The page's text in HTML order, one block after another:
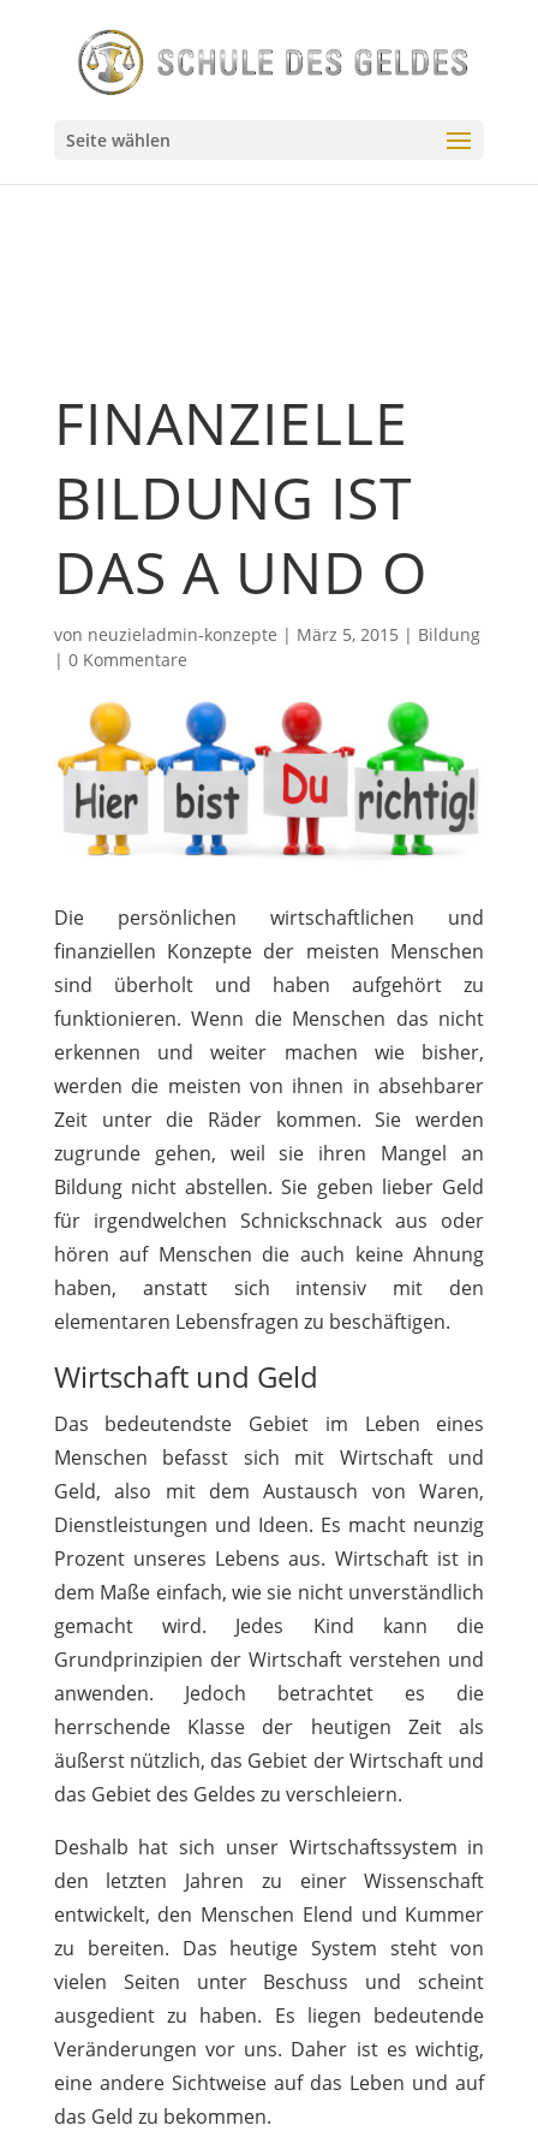
by user10201522, modified by community. See post
'Timeline' for change history // Retrieved 2026-07-23,
Seite wählen
FINANZIELLE
BILDUNG IST
DAS A UND O
von neuzieladmin-konzepte | März 5, 2015 | Bildung
| 0 Kommentare
Die persönlichen wirtschaftlichen und
finanziellen Konzepte der meisten Menschen
sind überholt und haben aufgehört zu
funktionieren. Wenn die Menschen das nicht
erkennen und weiter machen wie bisher,
werden die meisten von ihnen in absehbarer
Zeit unter die Räder kommen. Sie werden
zugrunde gehen, weil sie ihren Mangel an
Bildung nicht abstellen. Sie geben lieber Geld
für irgendwelchen Schnickschnack aus oder
hören auf Menschen die auch keine Ahnung
haben, anstatt sich intensiv mit den
elementaren Lebensfragen zu beschäftigen.
Wirtschaft und Geld
Das bedeutendste Gebiet im Leben eines
Menschen befasst sich mit Wirtschaft und
Geld, also mit dem Austausch von Waren,
Dienstleistungen und Ideen. Es macht neunzig
Prozent unseres Lebens aus. Wirtschaft ist in
dem Maße einfach, wie sie nicht unverständlich
gemacht wird. Jedes Kind kann die
Grundprinzipien der Wirtschaft verstehen und
anwenden. Jedoch betrachtet es die
herrschende Klasse der heutigen Zeit als
äußerst nützlich, das Gebiet der Wirtschaft und
das Gebiet des Geldes zu verschleiern.
Deshalb hat sich unser Wirtschaftssystem in
den letzten Jahren zu einer Wissenschaft
entwickelt, den Menschen Elend und Kummer
zu bereiten. Das heutige System steht von
vielen Seiten unter Beschuss und scheint
ausgedient zu haben. Es liegen bedeutende
Veränderungen vor uns. Daher ist es wichtig,
eine andere Sichtweise auf das Leben und auf
das Geld zu bekommen.